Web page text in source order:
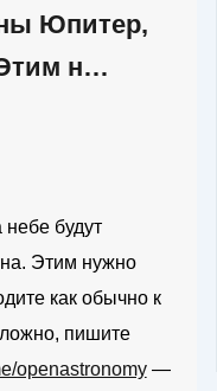
Юпитер,
н…
будут
Этим нужно
как обычно к
пишите
openastronomy—